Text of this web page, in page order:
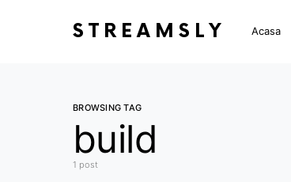
STREAMSLY Acasa
BROWSING TAG
build
1 post